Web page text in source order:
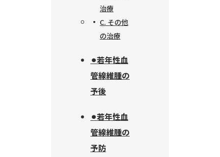
治療
C. その他
の治療
⚫︎若年性血
管線維腫の
予後
⚫︎若年性血
管線維腫の
予防